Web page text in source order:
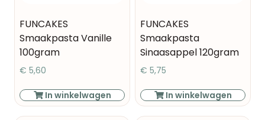
FUNCAKES
Smaakpasta Vanille
100gram
€ 5,60
In winkelwagen
FUNCAKES
Smaakpasta
Sinaasappel 120gram
€ 5,75
In winkelwagen